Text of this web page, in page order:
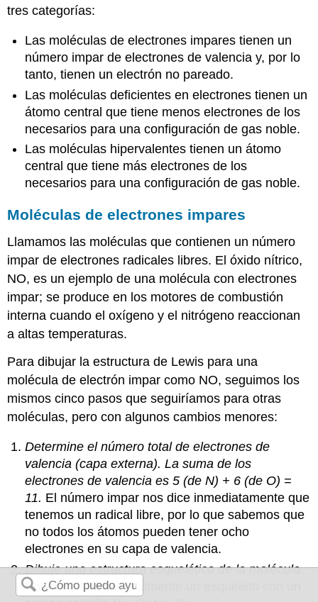
tres categorías:
Las moléculas de electrones impares tienen un
número impar de electrones de valencia y, por lo
tanto, tienen un electrón no pareado.
Las moléculas deficientes en electrones tienen un
átomo central que tiene menos electrones de los
necesarios para una configuración de gas noble.
Las moléculas hipervalentes tienen un átomo
central que tiene más electrones de los
necesarios para una configuración de gas noble.
Moléculas de electrones impares
Llamamos las moléculas que contienen un número
impar de electrones radicales libres. El óxido nítrico,
NO, es un ejemplo de una molécula con electrones
impar; se produce en los motores de combustión
interna cuando el oxígeno y el nitrógeno reaccionan
a altas temperaturas.
Para dibujar la estructura de Lewis para una
molécula de electrón impar como NO, seguimos los
mismos cinco pasos que seguiríamos para otras
moléculas, pero con algunos cambios menores:
Determine el número total de electrones de
valencia (capa externa). La suma de los
electrones de valencia es 5 (de N) + 6 (de O) =
11. El número impar nos dice inmediatamente que
tenemos un radical libre, por lo que sabemos que
no todos los átomos pueden tener ocho
electrones en su capa de valencia.
Dibuje una estructura esquelética de la molécula.
Podemos dibujar fácilmente un esqueleto con un